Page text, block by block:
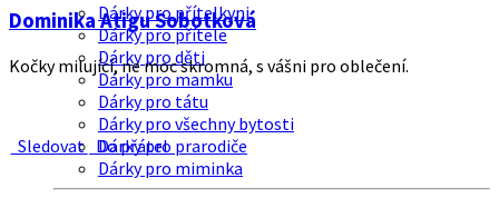
Dárky pro přítelkyni
Dárky pro přítele
Dárky pro děti
Dárky pro mamku
Dárky pro tátu
Dárky pro všechny bytosti
Dárky pro prarodiče
Dárky pro miminka
Dominika Atigu Sobotková
Kočky milující, ne moc skromná, s vášni pro oblečení.
Sledovat Do přátel